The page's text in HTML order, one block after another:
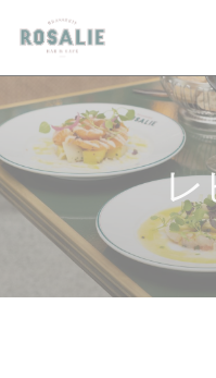
クッキー利用の管理について
レ